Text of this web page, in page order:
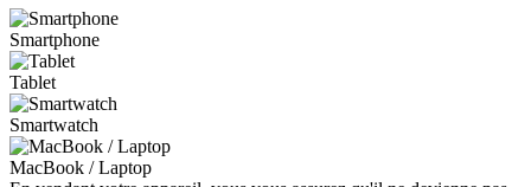
Smartphone
Tablet
Smartwatch
MacBook / Laptop